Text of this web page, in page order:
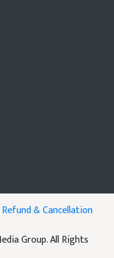
Refund & Cancellation
Group. All Rights